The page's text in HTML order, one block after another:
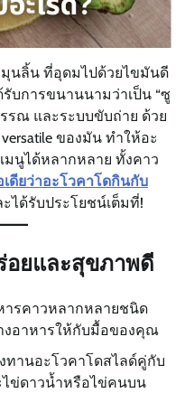
มุนลิ้น ที่อุดมไปด้วยไขมันดี
บการขนานนามว่าเป็น “ซู
รณ และระบบขับถ่าย ด้วย
ของมัน ทำให้อะ
มนูได้หลากหลาย ทั้งคาว
ดียว่าอะโวคาโดกินกับ
ได้รับประโยชน์เต็มที่!
อยและสุขภาพดี
ารคาวหลากหลายชนิด
อาหารให้กับมื้อของคุณ
ทานอะโวคาโดสไลด์คู่กับ
ข่ดาวน้ำหรือไข่คนบน